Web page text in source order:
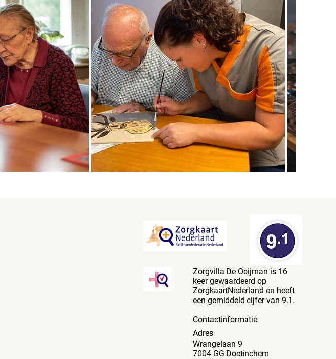
Zorgvilla De Ooijman is 16
keer gewaardeerd op
ZorgkaartNederland en heeft
een gemiddeld cijfer van 9.1.
Contactinformatie
Adres
Wrangelaan 9
7004 GG Doetinchem